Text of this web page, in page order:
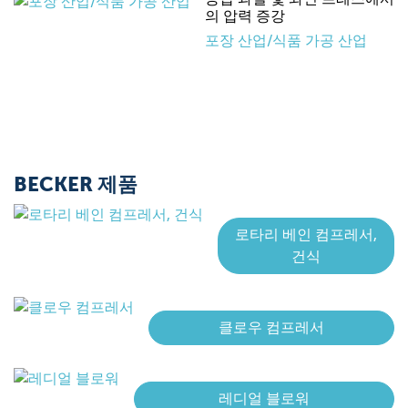
의 압력 증강
포장 산업/식품 가공 산업
BECKER 제품
로타리 베인 컴프레서,
건식
클로우 컴프레서
레디얼 블로워